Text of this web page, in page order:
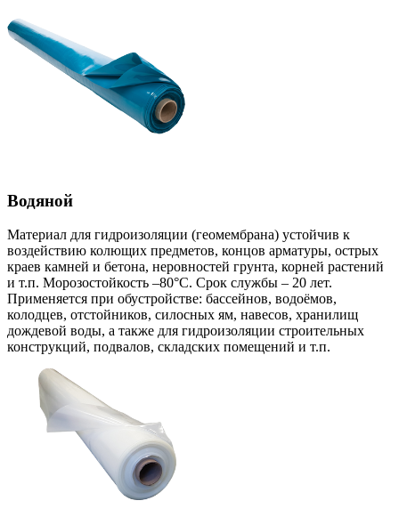
Водяной
Материал для гидроизоляции (геомембрана) устойчив к
воздействию колющих предметов, концов арматуры, острых
краев камней и бетона, неровностей грунта, корней растений
и т.п. Морозостойкость –80°С. Срок службы – 20 лет.
Применяется при обустройстве: бассейнов, водоёмов,
колодцев, отстойников, силосных ям, навесов, хранилищ
дождевой воды, а также для гидроизоляции строительных
конструкций, подвалов, складских помещений и т.п.